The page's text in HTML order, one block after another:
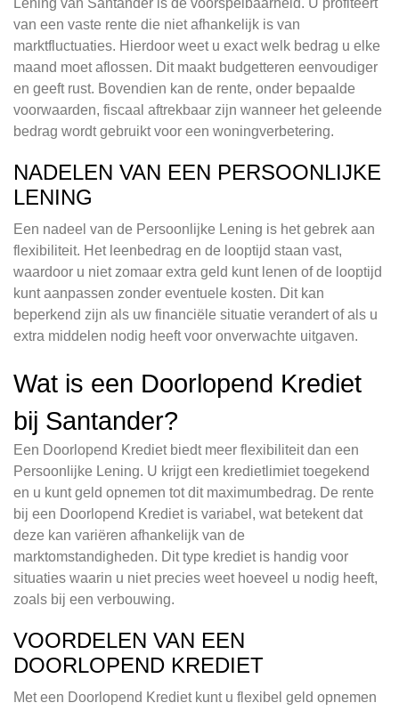
Lening van Santander is de voorspelbaarheid. U profiteert
van een vaste rente die niet afhankelijk is van
marktfluctuaties. Hierdoor weet u exact welk bedrag u elke
maand moet aflossen. Dit maakt budgetteren eenvoudiger
en geeft rust. Bovendien kan de rente, onder bepaalde
voorwaarden, fiscaal aftrekbaar zijn wanneer het geleende
bedrag wordt gebruikt voor een woningverbetering.
NADELEN VAN EEN PERSOONLIJKE
LENING
Een nadeel van de Persoonlijke Lening is het gebrek aan
flexibiliteit. Het leenbedrag en de looptijd staan vast,
waardoor u niet zomaar extra geld kunt lenen of de looptijd
kunt aanpassen zonder eventuele kosten. Dit kan
beperkend zijn als uw financiële situatie verandert of als u
extra middelen nodig heeft voor onverwachte uitgaven.
Wat is een Doorlopend Krediet
bij Santander?
Een Doorlopend Krediet biedt meer flexibiliteit dan een
Persoonlijke Lening. U krijgt een kredietlimiet toegekend
en u kunt geld opnemen tot dit maximumbedrag. De rente
bij een Doorlopend Krediet is variabel, wat betekent dat
deze kan variëren afhankelijk van de
marktomstandigheden. Dit type krediet is handig voor
situaties waarin u niet precies weet hoeveel u nodig heeft,
zoals bij een verbouwing.
VOORDELEN VAN EEN
DOORLOPEND KREDIET
Met een Doorlopend Krediet kunt u flexibel geld opnemen